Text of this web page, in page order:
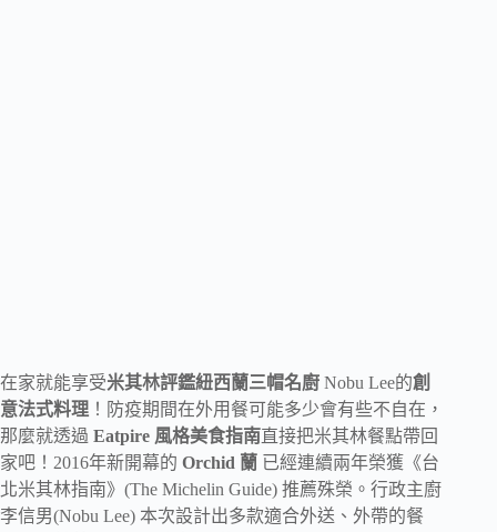
在家就能享受米其林評鑑紐西蘭三帽名廚 Nobu Lee的創
意法式料理 ！防疫期間在外用餐可能多少會有些不自在，
那麼就透過 Eatpire 風格美食指南直接把米其林餐點帶回
家吧！2016年新開幕的 Orchid 蘭 已經連續兩年榮獲《台
北米其林指南》(The Michelin Guide) 推薦殊榮。行政主廚
李信男(Nobu Lee) 本次設計出多款適合外送、外帶的餐